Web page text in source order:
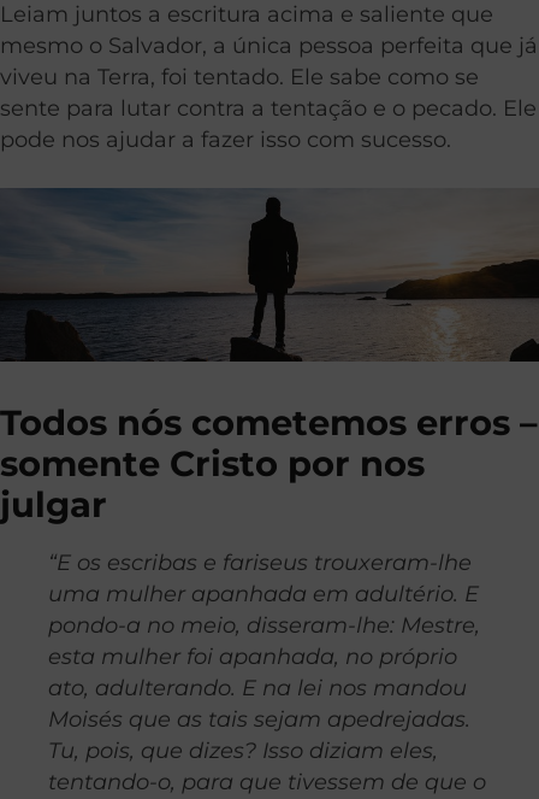
Leiam juntos a escritura acima e saliente que
mesmo o Salvador, a única pessoa perfeita que já
viveu na Terra, foi tentado. Ele sabe como se
sente para lutar contra a tentação e o pecado. Ele
pode nos ajudar a fazer isso com sucesso.
Todos nós cometemos erros –
somente Cristo por nos
julgar
“E os escribas e fariseus trouxeram-lhe
uma mulher apanhada em adultério. E
pondo-a no meio, disseram-lhe: Mestre,
esta mulher foi apanhada, no próprio
ato, adulterando. E na lei nos mandou
Moisés que as tais sejam apedrejadas.
Tu, pois, que dizes? Isso diziam eles,
tentando-o, para que tivessem de que o